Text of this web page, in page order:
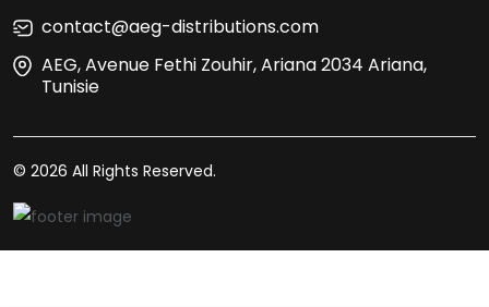
contact@aeg-distributions.com
AEG, Avenue Fethi Zouhir, Ariana 2034 Ariana,
Tunisie
© 2026 All Rights Reserved.